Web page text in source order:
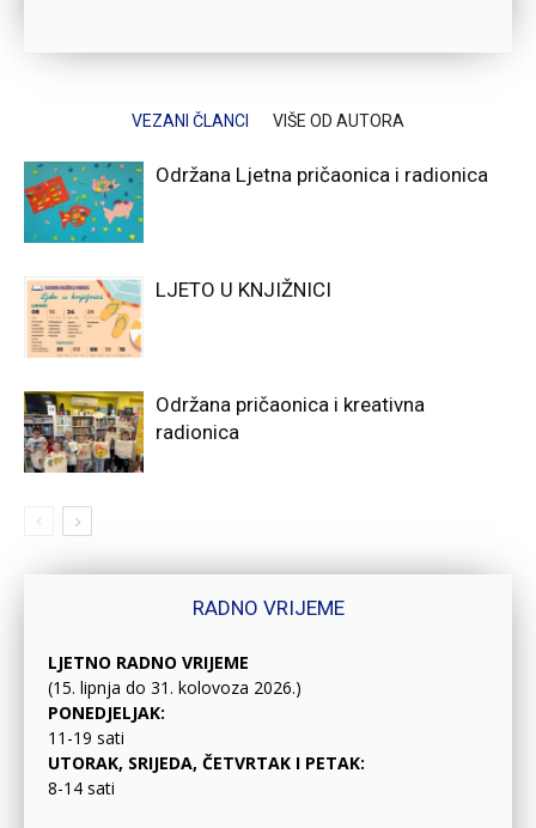
VEZANI ČLANCI VIŠE OD AUTORA
Održana Ljetna pričaonica i radionica
LJETO U KNJIŽNICI
Održana pričaonica i kreativna
radionica
RADNO VRIJEME
LJETNO RADNO VRIJEME
(15. lipnja do 31. kolovoza 2026.)
PONEDJELJAK:
11-19 sati
UTORAK, SRIJEDA, ČETVRTAK I PETAK:
8-14 sati